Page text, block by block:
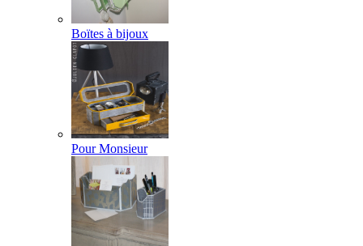
Boïtes à bijoux
Pour Monsieur